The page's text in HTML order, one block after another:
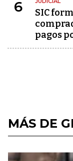
6
SIC
pagos
MÁS DE